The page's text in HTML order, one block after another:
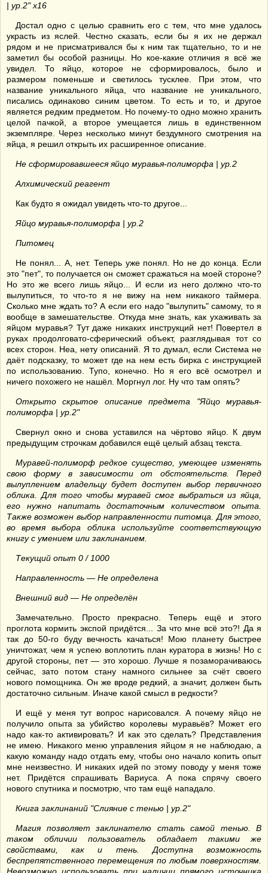
| ур.2" х16
Достал одно с целью сравнить его с тем, что мне удалось
украсть из яслей. Честно сказать, если бы я их не держал
рядом и не присматривался бы к ним так тщательно, то и не
заметил бы особой разницы. Но кое-какие отличия я всё же
увидел. То яйцо, которое не сформировалось, было и
размером поменьше и светилось тусклее. При этом, что
название уникального яйца, что название не уникального,
писались одинаково синим цветом. То есть и то, и другое
является редким предметом. Но почему-то одно можно хранить
целой пачкой, а второе умещается лишь в единственном
экземпляре. Через несколько минут бездумного смотрения на
яйца, я решил открыть их расширенное описание.
Не сформировавшееся яйцо муравья-полиморфа | ур.2
Алхимический реагент
Как будто я ожидал увидеть что-то другое...
Яйцо муравья-полиморфа | ур.2
Питомец
Не понял... А, нет. Теперь уже понял. Но не до конца. Если
это "пет", то получается он сможет сражаться на моей стороне?
Но это же всего лишь яйцо... И если из него должно что-то
вылупиться, то что-то я не вижу на нем никакого таймера.
Сколько мне ждать то? А если его надо "вылупить" самому, то я
вообще в замешательстве. Откуда мне знать, как ухаживать за
яйцом муравья? Тут даже никаких инструкций нет! Повертел в
руках продолговато-сферический объект, разглядывая тот со
всех сторон. Неа, нету описаний. Я то думал, если Система не
даёт подсказку, то может где на нем есть бирка с инструкцией
по использованию. Тупо, конечно. Но я его всё осмотрел и
ничего похожего не нашёл. Моргнул лог. Ну что там опять?
Открыто скрытое описание предмета "Яйцо муравья-
полиморфа | ур.2"
Свернул окно и снова уставился на чёртово яйцо. К двум
предыдущим строчкам добавился ещё целый абзац текста.
Муравей-полиморф редкое существо, умеющее изменять
свою форму в зависимости от обстоятельств. Перед
вылуплением владельцу будет доступен выбор первичного
облика. Для того чтобы муравей смог выбраться из яйца,
его нужно напитать достаточным количеством опыта.
Также возможен выбор направленности питомца. Для этого,
во время выбора облика используйте соответствующую
книгу с умением или заклинанием.
Текущий опыт 0 / 1000
Направленность — Не определена
Внешний вид — Не определён
Замечательно. Просто прекрасно. Теперь ещё и этого
проглота кормить экспой придётся... За что мне всё это?! Да я
так до 50-го буду вечность качаться! Мою планету быстрее
уничтожат, чем я успею воплотить план куратора в жизнь! Но с
другой стороны, пет — это хорошо. Лучше я позаморачиваюсь
сейчас, зато потом стану намного сильнее за счёт своего
нового помощника. Он же вроде редкий, а значит, должен быть
достаточно сильным. Иначе какой смысл в редкости?
И ещё у меня тут вопрос нарисовался. А почему яйцо не
получило опыта за убийство королевы муравьёв? Может его
надо как-то активировать? И как это сделать? Представления
не имею. Никакого меню управления яйцом я не наблюдаю, а
какую команду надо отдать ему, чтобы оно начало копить опыт
мне неизвестно. И никаких идей по этому поводу у меня тоже
нет. Придётся спрашивать Вариуса. А пока спрячу своего
нового спутника и посмотрю, что там ещё нападало.
Книга заклинаний "Слияние с тенью | ур.2"
Магия позволяет заклинателю стать самой тенью. В
таком обличии пользователь обладает такими же
свойствами, как и тень. Доступна возможность
беспрепятственного перемещения по любым поверхностям.